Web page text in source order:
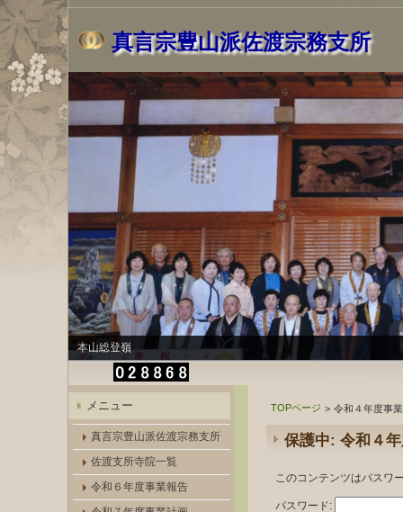
真言宗豊山派佐渡宗務支所
本山総登嶺
TOPページ > 令和４年度事
保護中: 令和４
このコンテンツはパスワ
パスワード:
メニュー
真言宗豊山派佐渡宗務支所
佐渡支所寺院一覧
令和６年度事業報告